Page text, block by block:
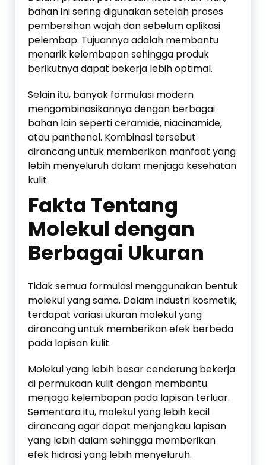
bahan ini sering digunakan setelah proses
pembersihan wajah dan sebelum aplikasi
pelembap. Tujuannya adalah membantu
menarik kelembapan sehingga produk
berikutnya dapat bekerja lebih optimal.
Selain itu, banyak formulasi modern
mengombinasikannya dengan berbagai
bahan lain seperti ceramide, niacinamide,
atau panthenol. Kombinasi tersebut
dirancang untuk memberikan manfaat yang
lebih menyeluruh dalam menjaga kesehatan
kulit.
Fakta Tentang
Molekul dengan
Berbagai Ukuran
Tidak semua formulasi menggunakan bentuk
molekul yang sama. Dalam industri kosmetik,
terdapat variasi ukuran molekul yang
dirancang untuk memberikan efek berbeda
pada lapisan kulit.
Molekul yang lebih besar cenderung bekerja
di permukaan kulit dengan membantu
menjaga kelembapan pada lapisan terluar.
Sementara itu, molekul yang lebih kecil
dirancang agar dapat menjangkau lapisan
yang lebih dalam sehingga memberikan
efek hidrasi yang lebih menyeluruh.